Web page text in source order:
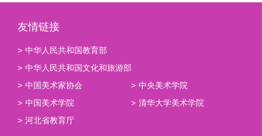
友情链接
> 中华人民共和国教育部
> 中华人民共和国文化和旅游部
> 中国美术家协会 > 中央美术学院
> 中国美术学院 > 清华大学美术学院
> 河北省教育厅